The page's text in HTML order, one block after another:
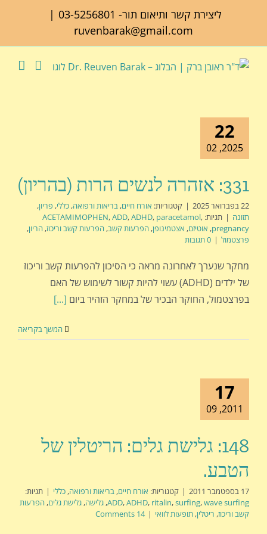
ליצירת קשר ותיאום תור- 03-5256801
|
ruvenbarak@gmail.com
22
2025, 02
331: אזהרה לנשים הרות (בהריון)
22 בפברואר 2025 | קטגוריות: אורח חיים, בריאות ורפואה, כללי, פריון,
תזונה | תגיות: ACETAMIMOPHEN,ADD,ADHD, paracetamol,
pregnancy
, אוטיזם, אצטמינופן, הפרעות קשב, הפרעות קשב וריכוז, הריון,
פרצטמול | 0 תגובות
מחקר שנערך לאחרונה מראה כי הסיכון להפרעות קשב וריכוז
של ילדים (ADHD) עשוי להיות קשור לשימוש של האם
בפרצטמול, החוקר הבכיר של במחקר הזהיר ביום [...]
המשך בקריאה
17
2011, 09
148: גלישת גלים: הריטלין של
הטבע.
17 בספטמבר 2011 | קטגוריות: אורח חיים, בריאות ורפואה, כללי | תגיות:
ADD,ADHD, ritalin,surfing,wave surfing
, גלישה, גלישת גלים, הפרעות
קשב וריכוז, ריטלין, תופעות לוואי |
14 Comments